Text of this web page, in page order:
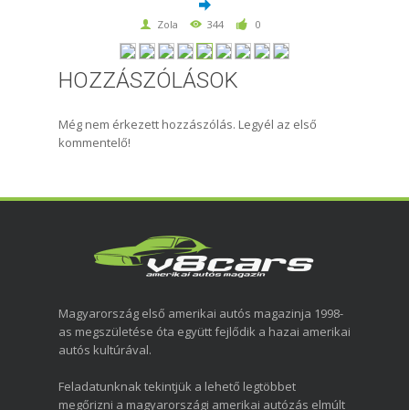
Zola 344 0
HOZZÁSZÓLÁSOK
Még nem érkezett hozzászólás. Legyél az első
kommentelő!
Magyarország első amerikai autós magazinja 1998-
as megszületése óta együtt fejlődik a hazai amerikai
autós kultúrával.
Feladatunknak tekintjük a lehető legtöbbet
megőrizni a magyarországi amerikai autózás elmúlt